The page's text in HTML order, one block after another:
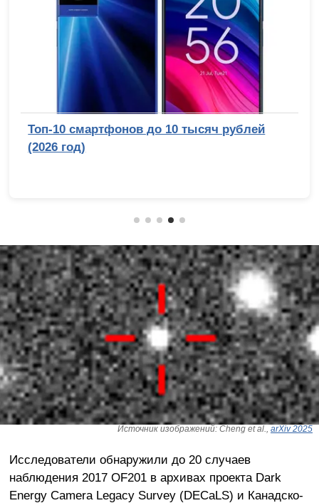
Топ-10 смартфонов до 10 тысяч рублей
(2026 год)
Источник изображений: Cheng et al., arXiv 2025
Исследователи обнаружили до 20 случаев
наблюдения 2017 OF201 в архивах проекта Dark
Energy Camera Legacy Survey (DECaLS) и Канадско-